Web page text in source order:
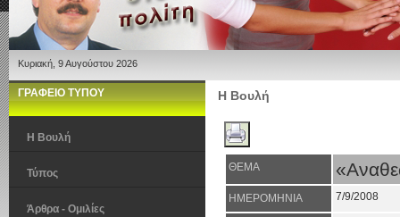
Κυριακή, 9 Αυγούστου 2026
ΓΡΑΦΕΙΟ ΤΥΠΟΥ
Η Βουλή
Τύπος
Άρθρα - Ομιλίες
Η Βουλή
ΘΕΜΑ
ΗΜΕΡΟΜΗΝΙΑ 7/9/2008